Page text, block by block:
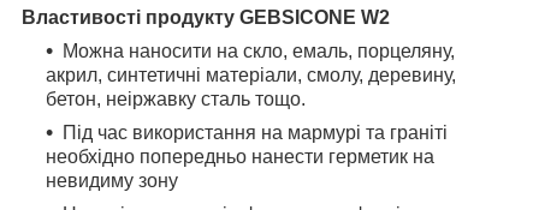
Властивості продукту GEBSICONE W2
Можна наносити на скло, емаль, порцеляну,
акрил, синтетичні матеріали, смолу, деревину,
бетон, неіржавку сталь тощо.
Під час використання на мармурі та граніті
необхідно попередньо нанести герметик на
невидиму зону